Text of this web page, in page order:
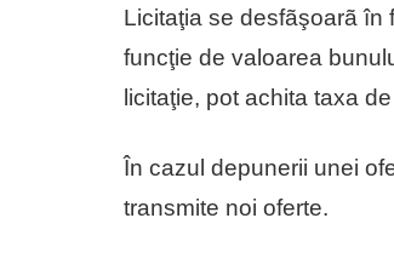
Licitaţia se desfãşoarã în
funcţie de valoarea
licitaţie, pot achita taxa
În cazul depunerii unei
transmite noi oferte.